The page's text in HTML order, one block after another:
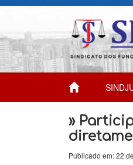
»
Publicado em: 22